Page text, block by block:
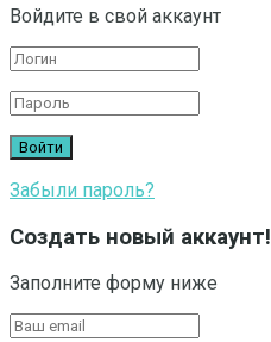
Войдите в свой аккаунт
Забыли пароль?
Создать новый аккаунт!
Заполните форму ниже